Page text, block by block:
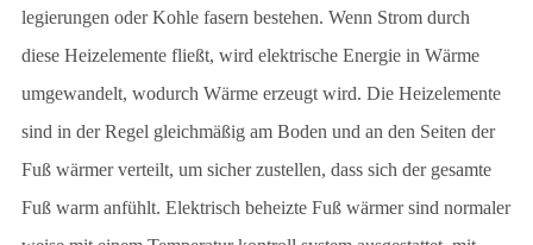
legierungen oder Kohle fasern bestehen. Wenn Strom durch
diese Heizelemente fließt, wird elektrische Energie in Wärme
umgewandelt, wodurch Wärme erzeugt wird. Die Heizelemente
sind in der Regel gleichmäßig am Boden und an den Seiten der
Fuß wärmer verteilt, um sicher zustellen, dass sich der gesamte
Fuß warm anfühlt. Elektrisch beheizte Fuß wärmer sind normaler